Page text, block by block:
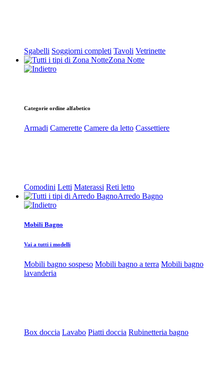
Sgabelli Soggiorni completi Tavoli Vetrinette
Zona Notte
Categorie ordine alfabetico
Armadi Camerette Camere da letto Cassettiere
Comodini Letti Materassi Reti letto
Arredo Bagno
Mobili Bagno
Vai a tutti i modelli
Mobili bagno sospeso Mobili bagno a terra Mobili bagno
lavanderia
Box doccia Lavabo Piatti doccia Rubinetteria bagno